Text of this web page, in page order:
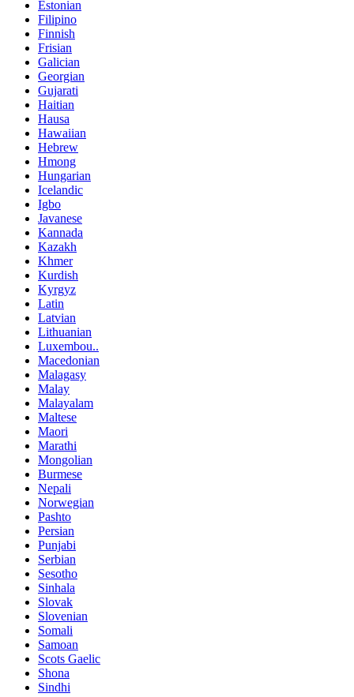
Estonian
Filipino
Finnish
Frisian
Galician
Georgian
Gujarati
Haitian
Hausa
Hawaiian
Hebrew
Hmong
Hungarian
Icelandic
Igbo
Javanese
Kannada
Kazakh
Khmer
Kurdish
Kyrgyz
Latin
Latvian
Lithuanian
Luxembou..
Macedonian
Malagasy
Malay
Malayalam
Maltese
Maori
Marathi
Mongolian
Burmese
Nepali
Norwegian
Pashto
Persian
Punjabi
Serbian
Sesotho
Sinhala
Slovak
Slovenian
Somali
Samoan
Scots Gaelic
Shona
Sindhi